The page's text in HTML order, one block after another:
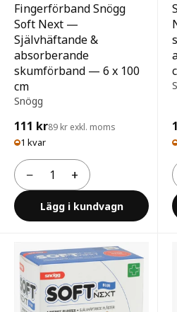
Fingerförband Snögg
Soft Next —
Självhäftande &
absorberande
skumförband — 6 x 100
cm
Snögg
111 kr89 kr exkl. moms
1 kvar
−
Antal +
Lägg i kundvagn